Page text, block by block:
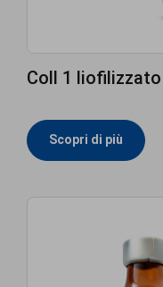
Coll 1 liofilizzato
Scopri di più